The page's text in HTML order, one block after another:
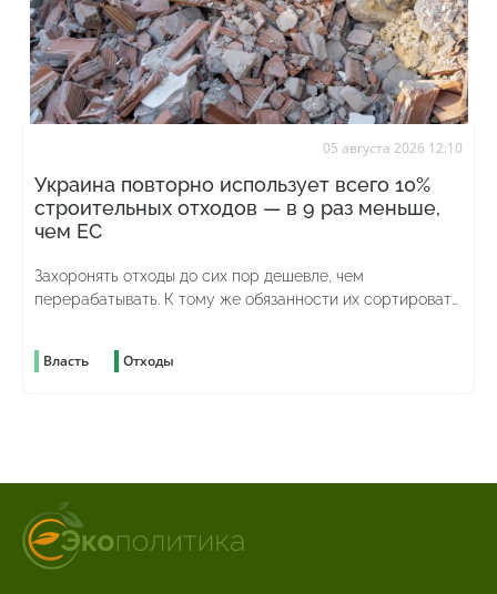
05 августа 2026 12:10
Украина повторно использует всего 10%
строительных отходов — в 9 раз меньше,
чем ЕС
Захоронять отходы до сих пор дешевле, чем
перерабатывать. К тому же обязанности их сортировать
Власть Отходы